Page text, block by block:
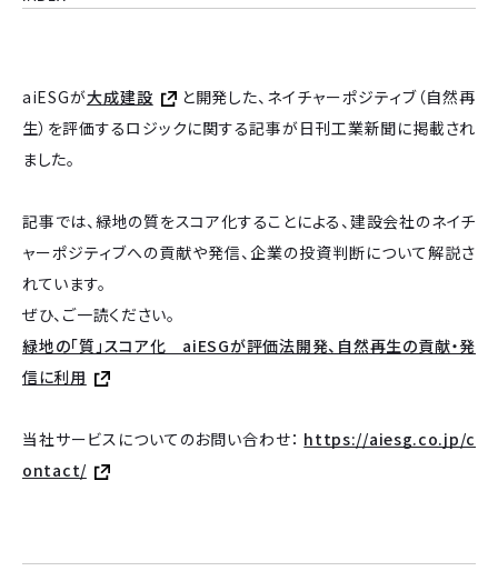
aiESGが大成建設
と開発した、ネイチャーポジティブ（自然再
生）を評価するロジックに関する記事が日刊工業新聞に掲載され
ました。
記事では、緑地の質をスコア化することによる、建設会社のネイチ
ャーポジティブへの貢献や発信、企業の投資判断について解説さ
れています。
ぜひ、ご一読ください。
緑地の「質」スコア化 aiESGが評価法開発、自然再生の貢献・発
信に利用
当社サービスについてのお問い合わせ： https://aiesg.co.jp/c
ontact/